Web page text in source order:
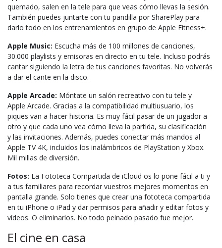
quemado, salen en la tele para que veas cómo llevas la sesión.
También puedes juntarte con tu pandilla por SharePlay para
darlo todo en los entrenamientos en grupo de Apple Fitness+.
Apple Music: Escucha más de 100 millones de canciones,
30.000 playlists y emisoras en directo en tu tele. Incluso podrás
cantar siguiendo la letra de tus canciones favoritas. No volverás
a dar el cante en la disco.
Apple Arcade: Móntate un salón recreativo con tu tele y
Apple Arcade. Gracias a la compati­bilidad multiusuario, los
piques van a hacer historia. Es muy fácil pasar de un jugador a
otro y que cada uno vea cómo lleva la partida, su clasificación
y las invitaciones. Además, puedes conectar más mandos al
Apple TV 4K, incluidos los inalámbricos de PlayStation y Xbox.
Mil millas de diversión.
Fotos: La Fototeca Compartida de iCloud os lo pone fácil a ti y
a tus familiares para recordar vuestros mejores momentos en
pantalla grande. Solo tienes que crear una fototeca compartida
en tu iPhone o iPad y dar permisos para añadir y editar fotos y
vídeos. O eliminarlos. No todo peinado pasado fue mejor.
El cine en casa